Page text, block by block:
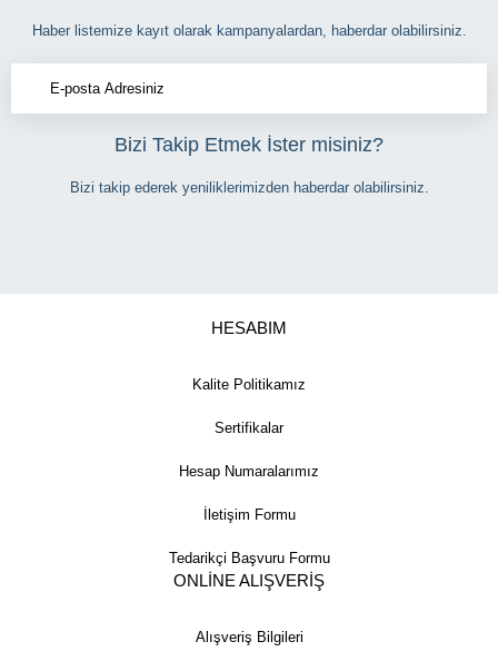
Haber listemize kayıt olarak kampanyalardan, haberdar olabilirsiniz.
Bizi Takip Etmek İster misiniz?
Bizi takip ederek yeniliklerimizden haberdar olabilirsiniz.
HESABIM
Kalite Politikamız
Sertifikalar
Hesap Numaralarımız
İletişim Formu
Tedarikçi Başvuru Formu
ONLİNE ALIŞVERİŞ
Alışveriş Bilgileri